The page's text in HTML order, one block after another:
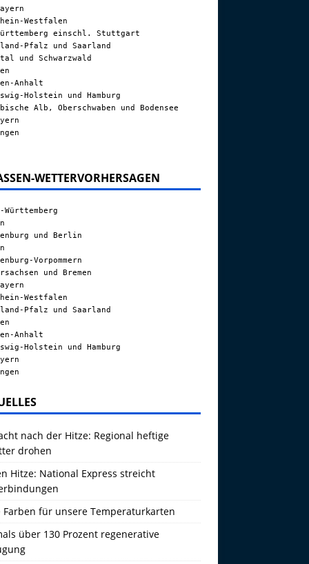
Westfalen
einschl. Stuttgart
Pfalz und Saarland
und Schwarzwald
Anhalt
Holstein und Hamburg
Alb, Oberschwaben und Bodensee
WETTERVORHERSAGEN
Württemberg
und Berlin
Vorpommern
und Bremen
Westfalen
Pfalz und Saarland
Anhalt
Holstein und Hamburg
nach der Hitze: Regional heftige
drohen
Hitze: National Express streicht
Farben für unsere Temperaturkarten
über 130 Prozent regenerative